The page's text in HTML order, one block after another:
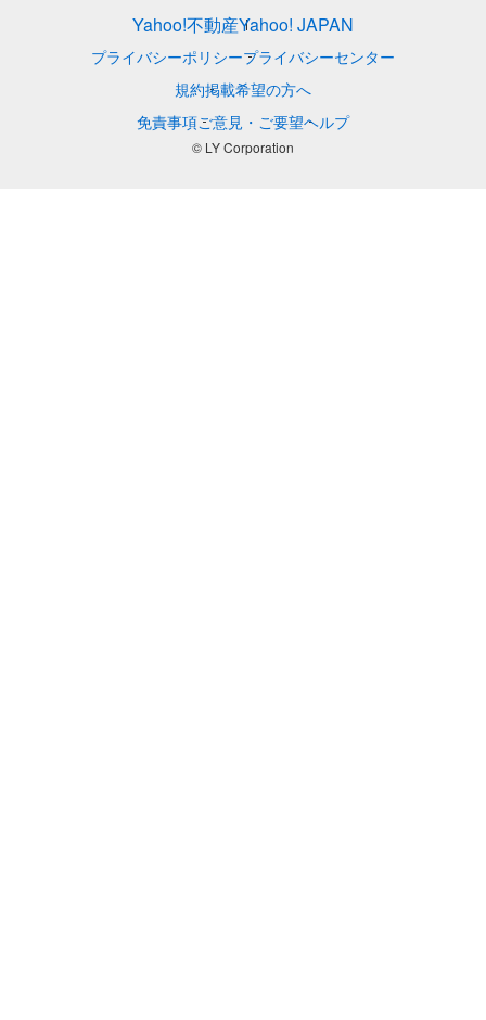
Yahoo!不動産Yahoo! JAPAN
プライバシーポリシープライバシーセンター
規約掲載希望の方へ
免責事項ご意見・ご要望ヘルプ
© LY Corporation